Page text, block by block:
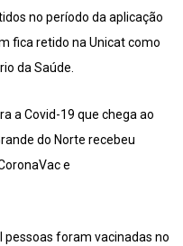
no período da aplicação
fica retido na Unicat como
da Saúde.
a Covid-19 que chega ao
do Norte recebeu
e
pessoas foram vacinadas no